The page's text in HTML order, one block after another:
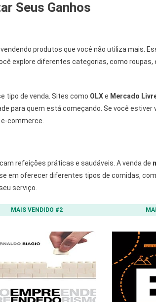
Seus Ganhos
produtos que você não utiliza mais.
explore diferentes categorias, como
tipo de venda. Sites como OLXe Mercado
para quem está começando. Se você estiver
commerce.
refeições práticas e saudáveis. A venda de
em oferecer diferentes tipos de comidas,
serviço.
MAIS VENDIDO #2